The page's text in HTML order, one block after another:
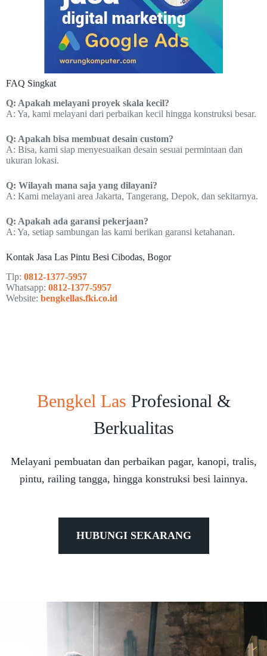
FAQ Singkat
Q: Apakah melayani proyek skala kecil?
A: Ya, kami melayani dari perbaikan kecil hingga konstruksi besar.
Q: Apakah bisa membuat desain custom?
A: Bisa, kami siap menyesuaikan desain sesuai permintaan dan
ukuran lokasi.
Q: Wilayah mana saja yang dilayani?
A: Kami melayani area Jakarta, Tangerang, Depok, dan sekitarnya.
Q: Apakah ada garansi pekerjaan?
A: Ya, setiap sambungan las kami berikan garansi ketahanan.
Kontak Jasa Las Pintu Besi Cibodas, Bogor
Tlp: 0812-1377-5957
Whatsapp: 0812-1377-5957
Website: bengkellas.fki.co.id
Bengkel Las Profesional &
Berkualitas
Melayani pembuatan dan perbaikan pagar, kanopi, tralis,
pintu, railing tangga, hingga konstruksi besi lainnya.
HUBUNGI SEKARANG